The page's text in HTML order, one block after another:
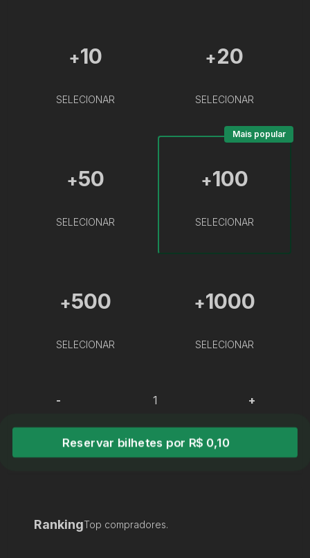
+10
SELECIONAR
+20
SELECIONAR
+50
SELECIONAR
+100
SELECIONAR
Mais popular
+500
SELECIONAR
+1000
SELECIONAR
- +
Reservar bilhetes por R$ 0,10
RankingTop compradores.